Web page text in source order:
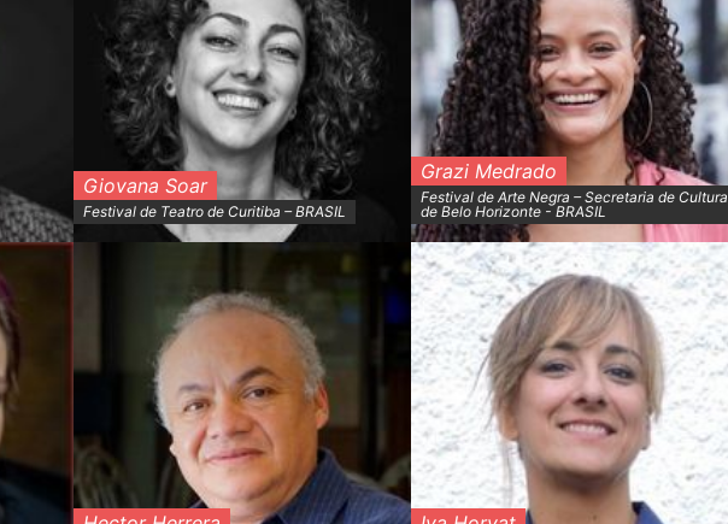
Giovana Soar
Festival de Teatro de Curitiba – BRASIL
Grazi Medrado
Festival de Arte Negra – Secretaria de Cultura
de Belo Horizonte - BRASIL